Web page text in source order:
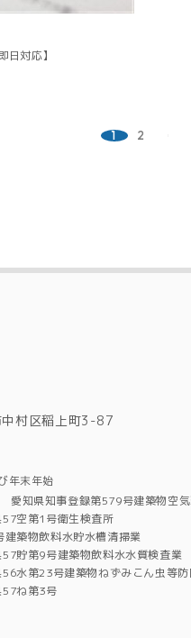
日対応】
1 2
村区稲上町3-87
年末年始
愛知県知事登録第579号建築物空
空第1号衛生検査所
築物飲料水貯水槽清掃業
貯第9号建築物飲料水水質検査業
水第23号建築物ねずみこん虫等
57ね第3号